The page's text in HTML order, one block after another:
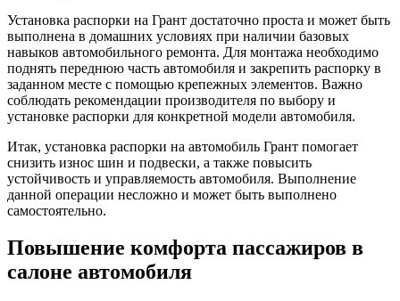
Установка распорки на Грант достаточно проста и может быть
выполнена в домашних условиях при наличии базовых
навыков автомобильного ремонта. Для монтажа необходимо
поднять переднюю часть автомобиля и закрепить распорку в
заданном месте с помощью крепежных элементов. Важно
соблюдать рекомендации производителя по выбору и
установке распорки для конкретной модели автомобиля.
Итак, установка распорки на автомобиль Грант помогает
снизить износ шин и подвески, а также повысить
устойчивость и управляемость автомобиля. Выполнение
данной операции несложно и может быть выполнено
самостоятельно.
Повышение комфорта пассажиров в
салоне автомобиля